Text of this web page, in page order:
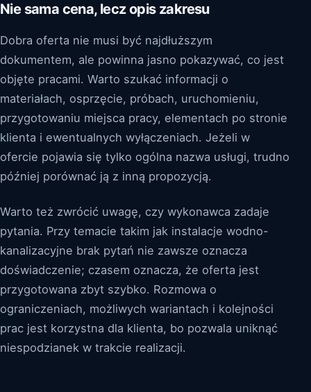
Nie sama cena, lecz opis zakresu
Dobra oferta nie musi być najdłuższym
dokumentem, ale powinna jasno pokazywać, co jest
objęte pracami. Warto szukać informacji o
materiałach, osprzęcie, próbach, uruchomieniu,
przygotowaniu miejsca pracy, elementach po stronie
klienta i ewentualnych wyłączeniach. Jeżeli w
ofercie pojawia się tylko ogólna nazwa usługi, trudno
później porównać ją z inną propozycją.
Warto też zwrócić uwagę, czy wykonawca zadaje
pytania. Przy temacie takim jak instalacje wodno-
kanalizacyjne brak pytań nie zawsze oznacza
doświadczenie; czasem oznacza, że oferta jest
przygotowana zbyt szybko. Rozmowa o
ograniczeniach, możliwych wariantach i kolejności
prac jest korzystna dla klienta, bo pozwala uniknąć
niespodzianek w trakcie realizacji.